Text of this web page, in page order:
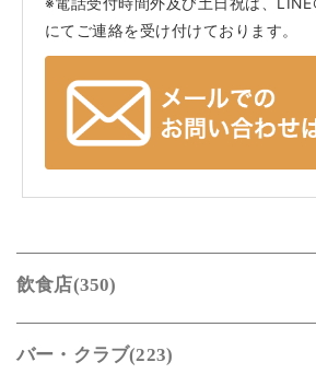
※電話受付時間外及び土日祝は、
にてご連絡を受け付けております。
飲食店(350)
バー・クラブ(223)